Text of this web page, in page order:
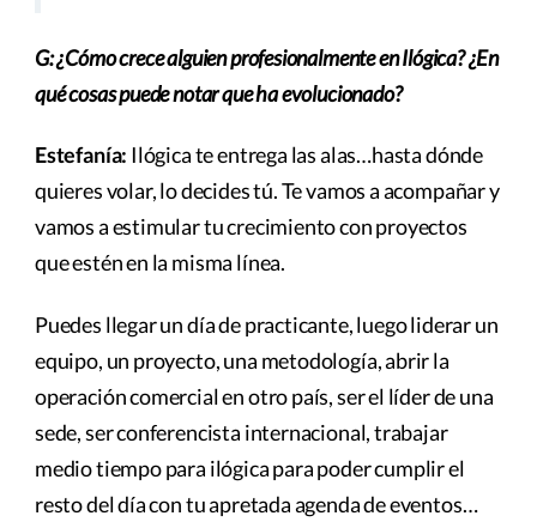
G: ¿Cómo crece alguien profesionalmente en Ilógica? ¿En
qué cosas puede notar que ha evolucionado?
Estefanía: Ilógica te entrega las alas…hasta dónde
quieres volar, lo decides tú. Te vamos a acompañar y
vamos a estimular tu crecimiento con proyectos
que estén en la misma línea.
Puedes llegar un día de practicante, luego liderar un
equipo, un proyecto, una metodología, abrir la
operación comercial en otro país, ser el líder de una
sede, ser conferencista internacional, trabajar
medio tiempo para ilógica para poder cumplir el
resto del día con tu apretada agenda de eventos…